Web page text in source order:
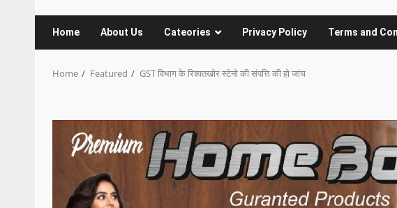
Home About Us Cateories Privacy Policy Terms and
Home Featured GST विभाग के रिश्वतखोर स्टेनो की संपत्ति की हो जांच